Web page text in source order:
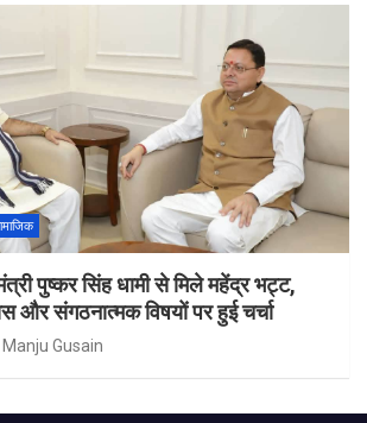
पुष्कर सिंह धामी से मिले महेंद्र भट्ट,
और संगठनात्मक विषयों पर हुई चर्चा
Manju Gusain